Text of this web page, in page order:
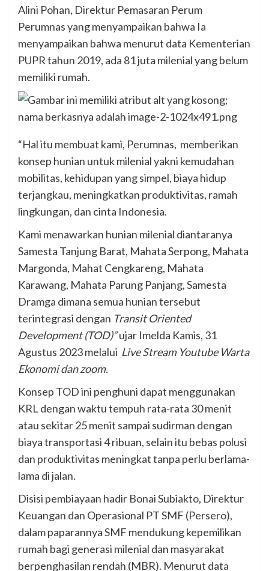
Alini Pohan, Direktur Pemasaran Perum
Perumnas yang menyampaikan bahwa Ia
menyampaikan bahwa menurut data Kementerian
PUPR tahun 2019, ada 81 juta milenial yang belum
memiliki rumah.
“Hal itu membuat kami, Perumnas, memberikan
konsep hunian untuk milenial yakni kemudahan
mobilitas, kehidupan yang simpel, biaya hidup
terjangkau, meningkatkan produktivitas, ramah
lingkungan, dan cinta Indonesia.
Kami menawarkan hunian milenial diantaranya
Samesta Tanjung Barat, Mahata Serpong, Mahata
Margonda, Mahat Cengkareng, Mahata
Karawang, Mahata Parung Panjang, Samesta
Dramga dimana semua hunian tersebut
terintegrasi dengan Transit Oriented
Development (TOD)”ujar Imelda Kamis, 31
Agustus 2023 melalui Live Stream Youtube Warta
Ekonomi dan zoom.
Konsep TOD ini penghuni dapat menggunakan
KRL dengan waktu tempuh rata-rata 30 menit
atau sekitar 25 menit sampai sudirman dengan
biaya transportasi 4 ribuan, selain itu bebas polusi
dan produktivitas meningkat tanpa perlu berlama-
lama di jalan.
Disisi pembiayaan hadir Bonai Subiakto, Direktur
Keuangan dan Operasional PT SMF (Persero),
dalam paparannya SMF mendukung kepemilikan
rumah bagi generasi milenial dan masyarakat
berpenghasilan rendah (MBR). Menurut data